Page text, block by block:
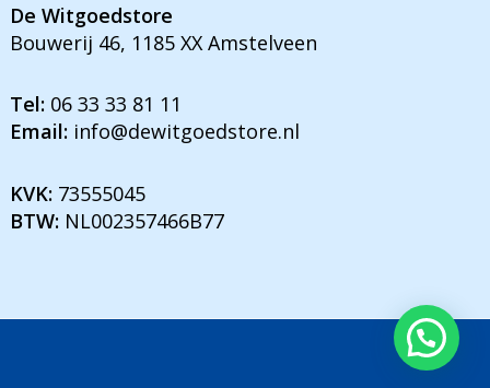
De Witgoedstore
Bouwerij 46, 1185 XX Amstelveen
Tel: 06 33 33 81 11
Email: info@dewitgoedstore.nl
KVK: 73555045
BTW: NL002357466B77